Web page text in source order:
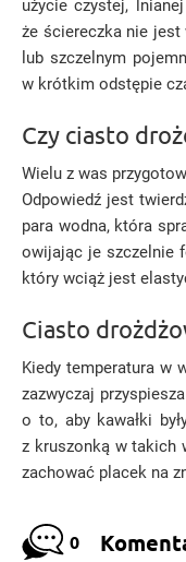
użycie czystej,
że ściereczka nie
lub szczelnym
w krótkim odstępie
Czy ciasto
Wielu z was
Odpowiedź jest
para wodna, która
owijając je szczelnie
który wciąż jest
Ciasto
Kiedy temperatura w
zazwyczaj
o to, aby kawałki
z kruszonką w takich
zachować placek na
0